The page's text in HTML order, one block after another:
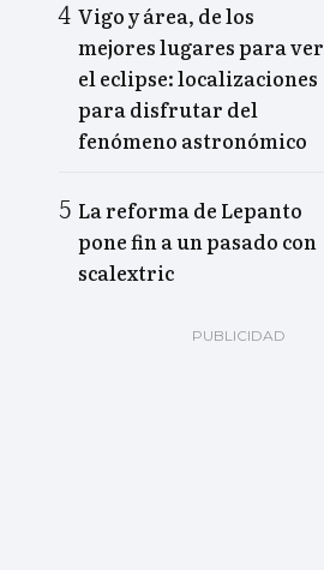
Vigo y área, de los
mejores lugares para ver
el eclipse: localizaciones
para disfrutar del
fenómeno astronómico
La reforma de Lepanto
pone fin a un pasado con
scalextric